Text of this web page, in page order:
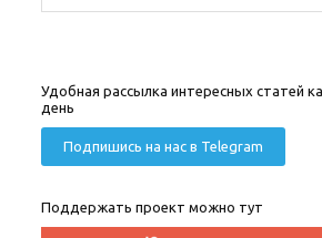
Удобная рассылка интересных статей
день
Подпишись на нас в Telegram
Поддержать проект можно тут